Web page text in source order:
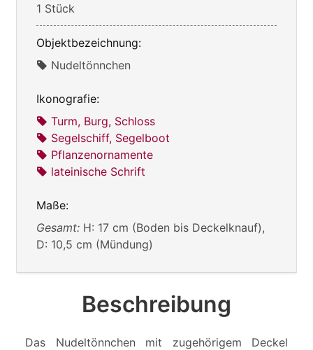
1 Stück
Objektbezeichnung:
Nudeltönnchen
Ikonografie:
Turm, Burg, Schloss
Segelschiff, Segelboot
Pflanzenornamente
lateinische Schrift
Maße:
Gesamt: H: 17 cm (Boden bis Deckelknauf),
D: 10,5 cm (Mündung)
Beschreibung
Das Nudeltönnchen mit zugehörigem Deckel